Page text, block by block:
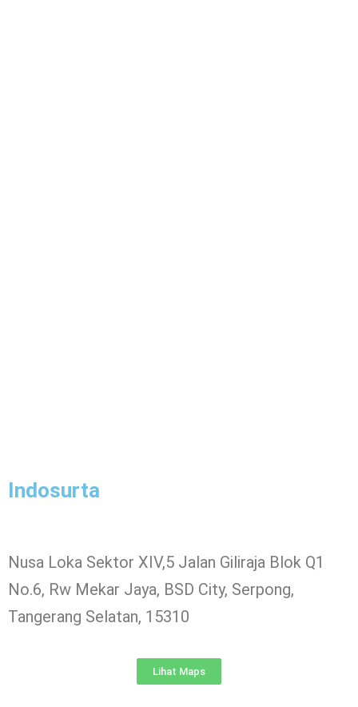
Indosurta
Nusa Loka Sektor XIV,5 Jalan Giliraja Blok Q1
No.6, Rw Mekar Jaya, BSD City, Serpong,
Tangerang Selatan, 15310
Lihat Maps